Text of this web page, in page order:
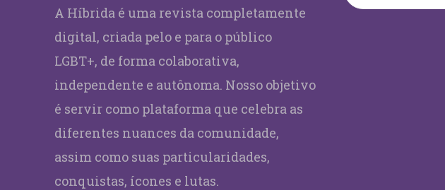
A Híbrida é uma revista completamente
digital, criada pelo e para o público
LGBT+, de forma colaborativa,
independente e autônoma. Nosso objetivo
é servir como plataforma que celebra as
diferentes nuances da comunidade,
assim como suas particularidades,
conquistas, ícones e lutas.